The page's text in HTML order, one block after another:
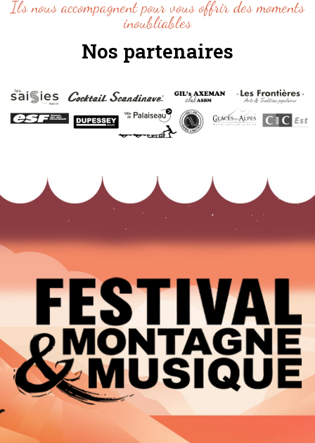
Ils nous accompagnent pour vous offrir des moments
inoubliables
Nos partenaires